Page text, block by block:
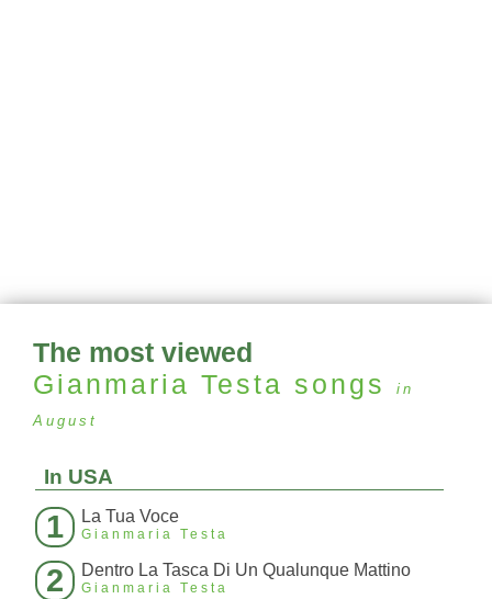
The most viewed
Gianmaria Testa songs
in
August
In USA
1 La Tua Voce
Gianmaria Testa
2 Dentro La Tasca Di Un Qualunque Mattino
Gianmaria Testa